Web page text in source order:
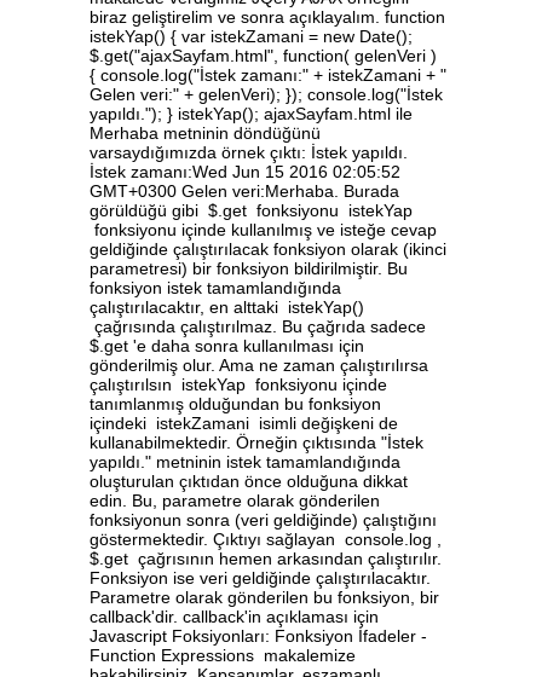
biraz geliştirelim ve sonra açıklayalım. function
istekYap() { var istekZamani = new Date();
$.get("ajaxSayfam.html", function( gelenVeri )
{ console.log("İstek zamanı:" + istekZamani + "
Gelen veri:" + gelenVeri); }); console.log("İstek
yapıldı."); } istekYap(); ajaxSayfam.html ile
Merhaba metninin döndüğünü
varsaydığımızda örnek çıktı: İstek yapıldı.
İstek zamanı:Wed Jun 15 2016 02:05:52
GMT+0300 Gelen veri:Merhaba. Burada
görüldüğü gibi $.get fonksiyonu istekYap
fonksiyonu içinde kullanılmış ve isteğe cevap
geldiğinde çalıştırılacak fonksiyon olarak (ikinci
parametresi) bir fonksiyon bildirilmiştir. Bu
fonksiyon istek tamamlandığında
çalıştırılacaktır, en alttaki istekYap()
çağrısında çalıştırılmaz. Bu çağrıda sadece
$.get 'e daha sonra kullanılması için
gönderilmiş olur. Ama ne zaman çalıştırılırsa
çalıştırılsın istekYap fonksiyonu içinde
tanımlanmış olduğundan bu fonksiyon
içindeki istekZamani isimli değişkeni de
kullanabilmektedir. Örneğin çıktısında "İstek
yapıldı." metninin istek tamamlandığında
oluşturulan çıktıdan önce olduğuna dikkat
edin. Bu, parametre olarak gönderilen
fonksiyonun sonra (veri geldiğinde) çalıştığını
göstermektedir. Çıktıyı sağlayan console.log ,
$.get çağrısının hemen arkasından çalıştırılır.
Fonksiyon ise veri geldiğinde çalıştırılacaktır.
Parametre olarak gönderilen bu fonksiyon, bir
callback'dir. callback'in açıklaması için
Javascript Foksiyonları: Fonksiyon İfadeler -
Function Expressions makalemize